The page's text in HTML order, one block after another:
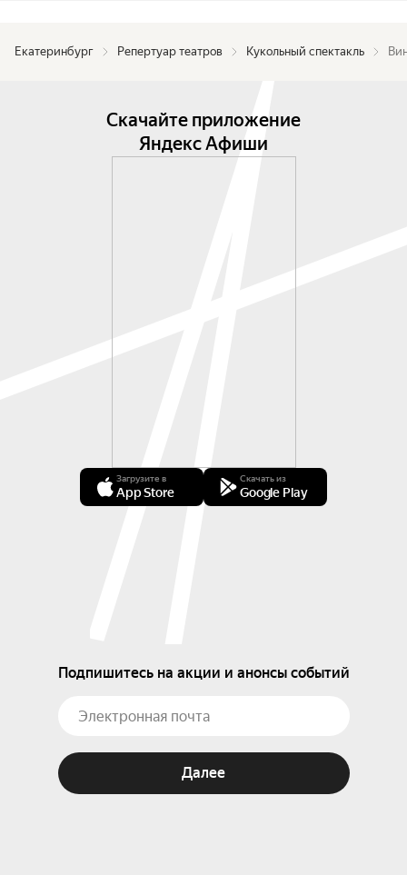
Екатеринбург Репертуар театров Кукольный спектакль
Скачайте приложение
Яндекс Афиши
Загрузите в
App Store
Скачать из
Google Play
Подпишитесь на акции и анонсы событий
Далее